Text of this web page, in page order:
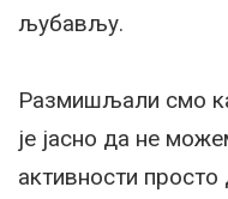
љубављу.
Размишљали смо
је јасно да не
активности